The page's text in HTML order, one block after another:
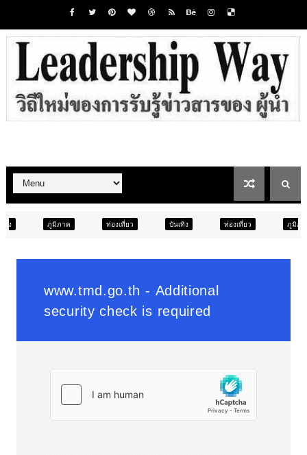
ท่องเที่ยว บันเทิง ท่องเที่ยว ภูมิภาค สังคม